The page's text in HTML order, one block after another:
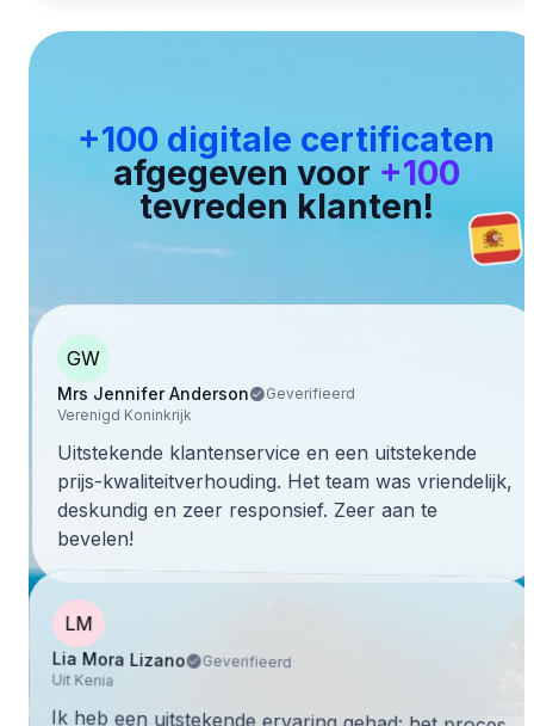
+100 digitale certificaten
afgegeven voor +100
tevreden klanten!
GW
Mrs Jennifer Anderson
Geverifieerd
Verenigd Koninkrijk
Uitstekende klantenservice en een uitstekende
prijs-kwaliteitverhouding. Het team was vriendelijk,
deskundig en zeer responsief. Zeer aan te
bevelen!
LM
Lia Mora Lizano Geverifieerd
Uit Kenia